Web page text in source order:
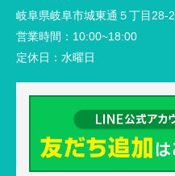
岐阜県岐阜市城東通５丁目28-2
営業時間： 10:00~18:00
定休日： 水曜日